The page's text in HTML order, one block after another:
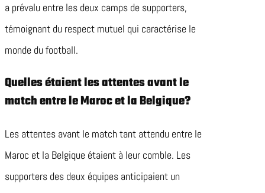
a prévalu entre les deux camps de supporters,
témoignant du respect mutuel qui caractérise le
monde du football.
Quelles étaient les attentes avant le
match entre le Maroc et la Belgique?
Les attentes avant le match tant attendu entre le
Maroc et la Belgique étaient à leur comble. Les
supporters des deux équipes anticipaient un